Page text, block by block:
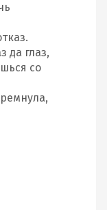
да глаз,
со